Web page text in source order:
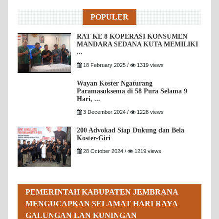
POPULER
RAT KE 8 KOPERASI KONSUMEN
MANDARA SEDANA KUTA MEMILIKI
...
18 February 2025 / 1319 views
Wayan Koster Ngaturang
Paramasuksema di 58 Pura Selama 9
Hari, ...
3 December 2024 / 1228 views
200 Advokad Siap Dukung dan Bela
Koster-Giri
28 October 2024 / 1219 views
PEMERINTAH KABUPATEN JEMBRANA
MENGUCAPKAN SELAMAT HARI RAYA
GALUNGAN LAN KUNINGAN